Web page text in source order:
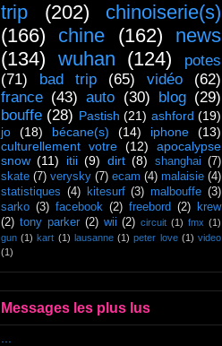
trip (202)
chinoiserie(s)
(166)
chine (162)
news
(134) wuhan (124)
potes
(71)
bad trip (65) vidéo
(62)
france (43) auto (30) blog (29)
bouffe (28) Pastish (21) ashford (19)
jo
(18) bécane(s) (14) iphone
(13)
culturellement votre (12)
apocalypse
snow (11) itii (9) dirt (8) shanghai (7)
skate (7) verysky (7) ecam (4) malaisie (4)
statistiques (4) kitesurf (3) malbouffe (3)
sarko (3) facebook (2) freebord (2)
krew
(2) tony parker (2) wii (2) circuit (1) fmx (1)
gun (1) kart (1) lausanne (1) peter love (1) video
(1)
Messages les plus lus